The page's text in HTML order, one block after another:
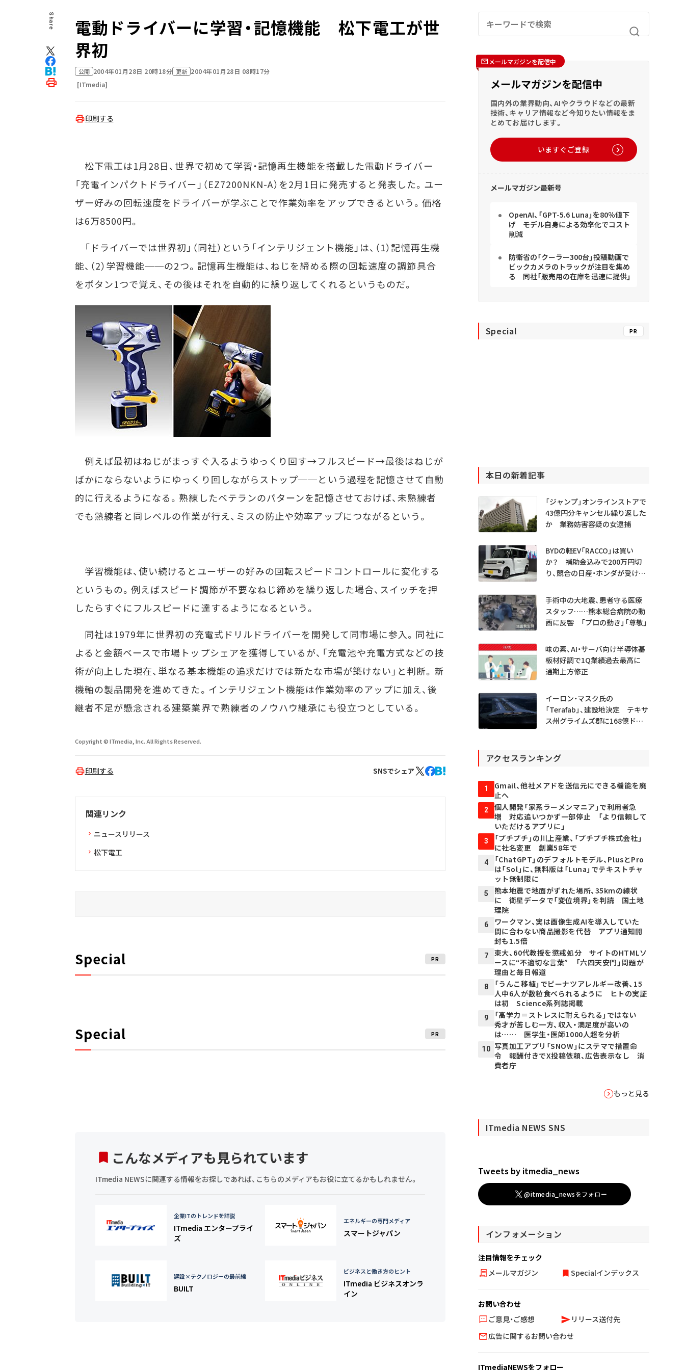
Share
電動ドライバーに学習・記憶機能 松下電工が世
界初
公開 2004年01月28日 20時18分 更新 2004年01月28日 08時17分
[ITmedia]
印刷する
松下電工は1月28日、世界で初めて学習・記憶再生機能を搭載した電動ドライバー
「充電インパクトドライバー」（EZ7200NKN-A）を2月1日に発売すると発表した。ユー
ザー好みの回転速度をドライバーが学ぶことで作業効率をアップできるという。価格
は6万8500円。
「ドライバーでは世界初」（同社）という「インテリジェント機能」は、（1）記憶再生機
能、（2）学習機能──の2つ。記憶再生機能は、ねじを締める際の回転速度の調節具合
をボタン1つで覚え、その後はそれを自動的に繰り返してくれるというものだ。
例えば最初はねじがまっすぐ入るようゆっくり回す→フルスピード→最後はねじが
ばかにならないようにゆっくり回しながらストップ──という過程を記憶させて自動
的に行えるようになる。熟練したベテランのパターンを記憶させておけば、未熟練者
でも熟練者と同レベルの作業が行え、ミスの防止や効率アップにつながるという。
学習機能は、使い続けるとユーザーの好みの回転スピードコントロールに変化する
というもの。例えばスピード調節が不要なねじ締めを繰り返した場合、スイッチを押
したらすぐにフルスピードに達するようになるという。
同社は1979年に世界初の充電式ドリルドライバーを開発して同市場に参入。同社に
よると金額ベースで市場トップシェアを獲得しているが、「充電池や充電方式などの技
術が向上した現在、単なる基本機能の追求だけでは新たな市場が築けない」と判断。新
機軸の製品開発を進めてきた。インテリジェント機能は作業効率のアップに加え、後
継者不足が懸念される建築業界で熟練者のノウハウ継承にも役立つとしている。
Copyright © ITmedia, Inc. All Rights Reserved.
印刷する SNSでシェア
関連リンク
ニュースリリース
松下電工
Special PR
Special PR
こんなメディアも見られています
ITmedia NEWSに関連する情報をお探しであれば、こちらのメディアもお役に立てるかもしれません。
企業ITのトレンドを詳説
ITmedia エンタープライ
ズ
エネルギーの専門メディア
スマートジャパン
建設×テクノロジーの最前線
BUILT
ビジネスと働き方のヒント
ITmedia ビジネスオンラ
イン
メールマガジンを配信中
メールマガジンを配信中
国内外の業界動向、AIやクラウドなどの最新
技術、キャリア情報など今知りたい情報をま
とめてお届けします。
いますぐご登録
メールマガジン最新号
OpenAI、「GPT-5.6 Luna」を80％値下
げ モデル自身による効率化でコスト
削減
防衛省の「クーラー300台」投稿動画で
ビックカメラのトラックが注目を集め
る 同社「販売用の在庫を迅速に提供」
Special PR
本日の新着記事
「ジャンプ」オンラインストアで
43億円分キャンセル繰り返した
か 業務妨害容疑の女逮捕
BYDの軽EV「RACCO」は買い
か？ 補助金込みで200万円切
り、競合の日産・ホンダが受ける
手術中の大地震、患者守る医療
スタッフ……熊本総合病院の動
画に反響 「プロの動き」「尊敬」
味の素、AI・サーバ向け半導体基
板材好調で1Q業績過去最高に
通期上方修正
イーロン・マスク氏の
「Terafab」、建設地決定 テキサ
ス州グライムズ郡に168億ドル
アクセスランキング
1
Gmail、他社メアドを送信元にできる機能を廃
止へ
2
個人開発「家系ラーメンマニア」で利用者急
増 対応追いつかず一部停止 「より信頼して
いただけるアプリに」
3
「プチプチ」の川上産業、「プチプチ株式会社」
に社名変更 創業58年で
4
「ChatGPT」のデフォルトモデル、PlusとPro
は「Sol」に、無料版は「Luna」でテキストチャ
ット無制限に
5
熊本地震で地面がずれた場所、35kmの線状
に 衛星データで「変位境界」を判読 国土地
理院
6
ワークマン、実は画像生成AIを導入していた
間に合わない商品撮影を代替 アプリ通知開
封も1.5倍
7
東大、60代教授を懲戒処分 サイトのHTMLソ
ースに“不適切な言葉” 「六四天安門」問題が
理由と毎日報道
8
「うんこ移植」でピーナツアレルギー改善、15
人中6人が数粒食べられるように ヒトの実証
は初 Science系列誌掲載
9
「高学力＝ストレスに耐えられる」ではない
秀才が苦しむ一方、収入・満足度が高いの
は…… 医学生・医師1000人超を分析
10 写真加工アプリ「SNOW」にステマで措置命
令 報酬付きでX投稿依頼、広告表示なし 消
費者庁
もっと見る
ITmedia NEWS SNS
Tweets by itmedia_news
@itmedia_newsをフォロー
インフォメーション
注目情報をチェック
メールマガジン
Specialインデックス
お問い合わせ
ご意見・ご感想
リリース送付先
広告に関するお問い合わせ
ITmediaNEWSをフォロー